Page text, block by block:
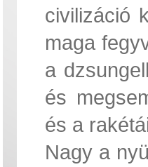
civilizáció
maga
a
és
és a
Nagy a